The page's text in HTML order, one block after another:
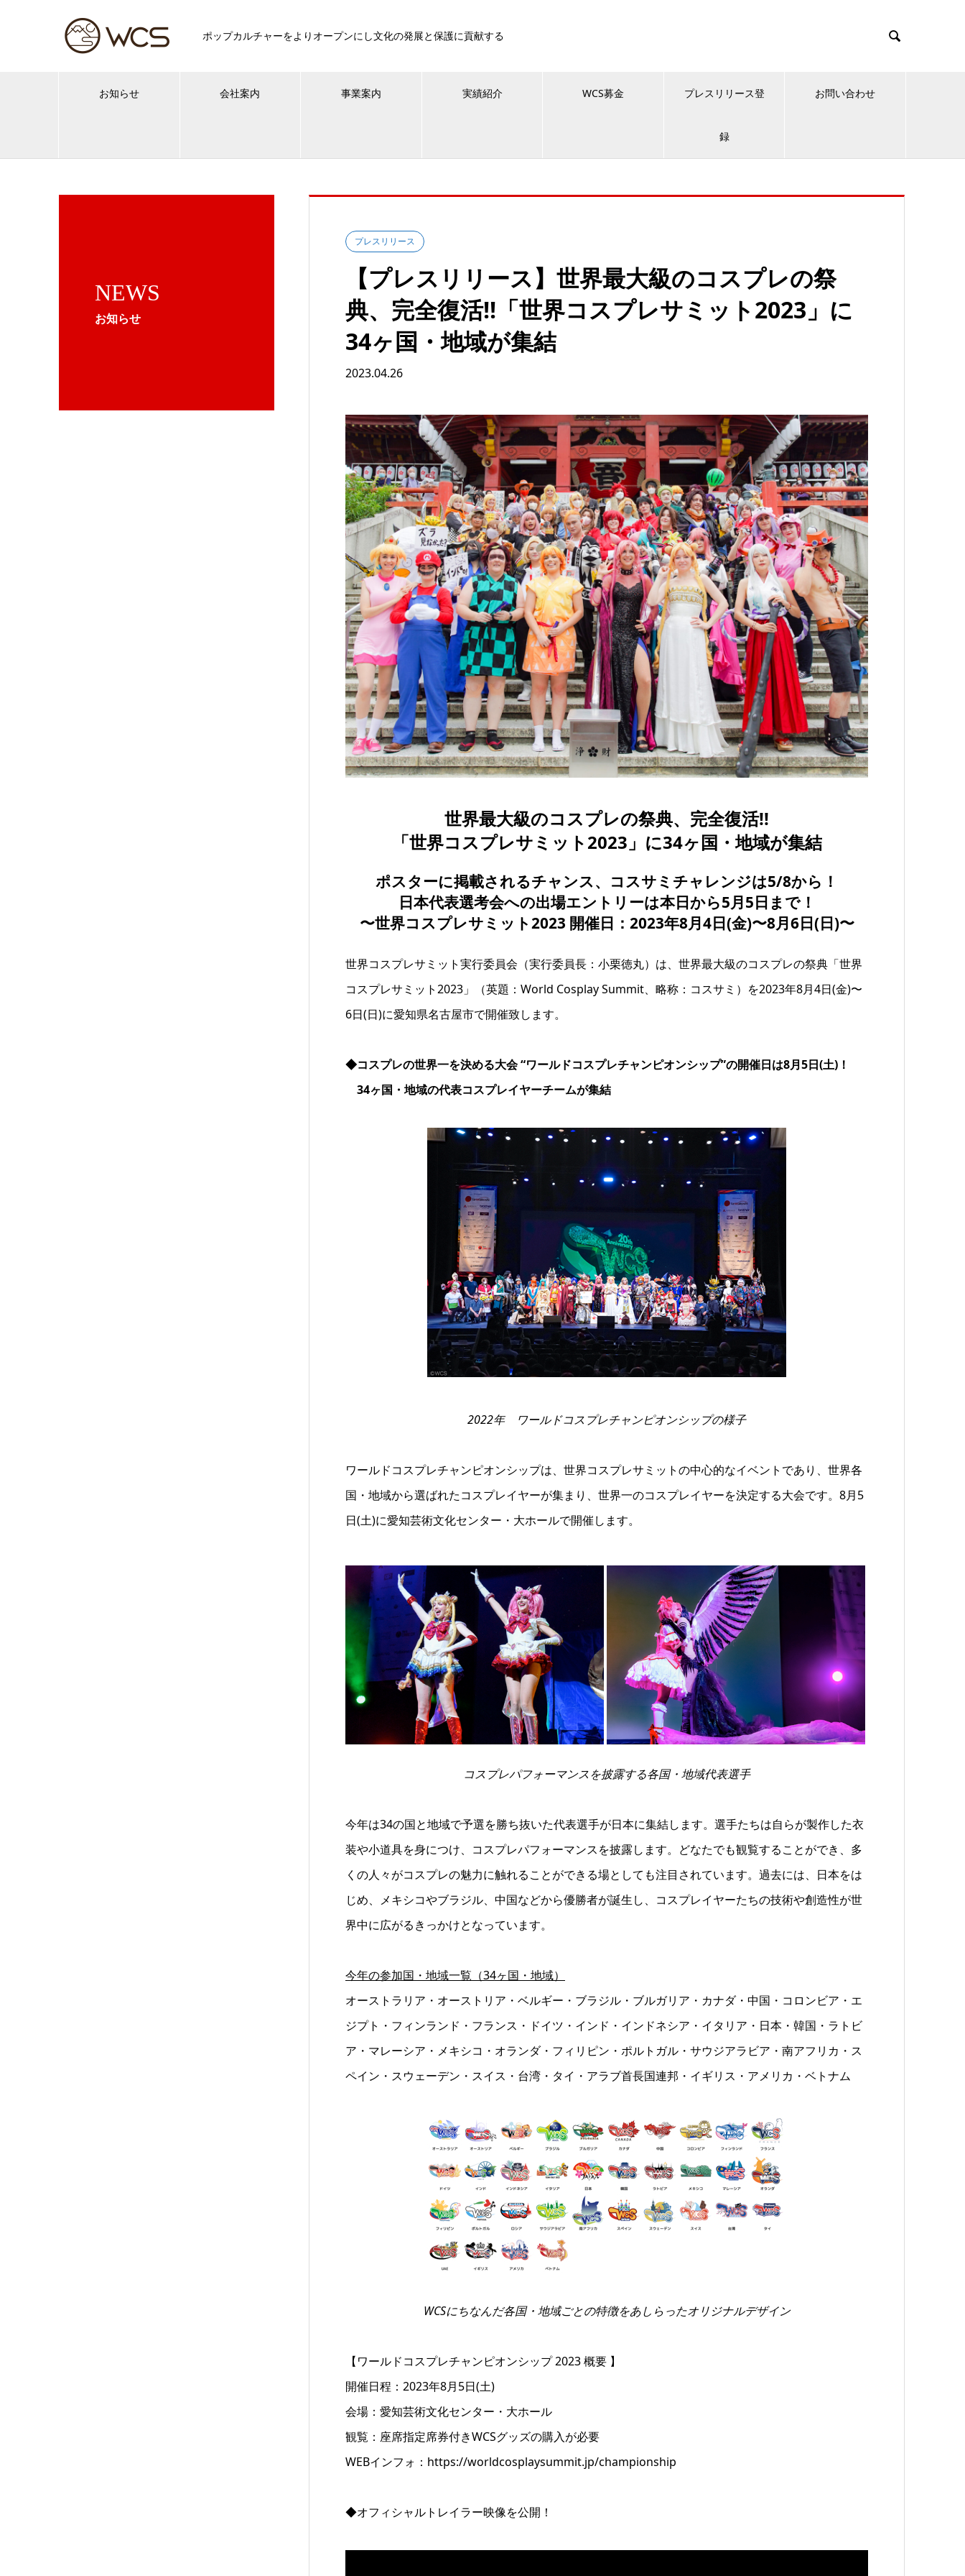
ポップカルチャーをよりオープンにし文化の発展と保護に貢献する 
お知らせ 会社案内 事業案内 実績紹介 WCS募金 プレスリリース登
録
お問い合わせ
NEWS
お知らせ
プレスリリース
【プレスリリース】世界最大級のコスプレの祭
典、完全復活!!「世界コスプレサミット2023」に
34ヶ国・地域が集結
2023.04.26
世界最大級のコスプレの祭典、完全復活!!
「世界コスプレサミット2023」に34ヶ国・地域が集結
ポスターに掲載されるチャンス、コスサミチャレンジは5/8から！
日本代表選考会への出場エントリーは本日から5月5日まで！
〜世界コスプレサミット2023 開催日：2023年8月4日(金)〜8月6日(日)〜
世界コスプレサミット実行委員会（実行委員長：小栗徳丸）は、世界最大級のコスプレの祭典「世界
コスプレサミット2023」（英題：World Cosplay Summit、略称：コスサミ）を2023年8月4日(金)〜
6日(日)に愛知県名古屋市で開催致します。
◆コスプレの世界一を決める大会 “ワールドコスプレチャンピオンシップ”の開催日は8月5日(土)！
34ヶ国・地域の代表コスプレイヤーチームが集結
2022年 ワールドコスプレチャンピオンシップの様子
ワールドコスプレチャンピオンシップは、世界コスプレサミットの中心的なイベントであり、世界各
国・地域から選ばれたコスプレイヤーが集まり、世界一のコスプレイヤーを決定する大会です。8月5
日(土)に愛知芸術文化センター・大ホールで開催します。
コスプレパフォーマンスを披露する各国・地域代表選手
今年は34の国と地域で予選を勝ち抜いた代表選手が日本に集結します。選手たちは自らが製作した衣
装や小道具を身につけ、コスプレパフォーマンスを披露します。どなたでも観覧することができ、多
くの人々がコスプレの魅力に触れることができる場としても注目されています。過去には、日本をは
じめ、メキシコやブラジル、中国などから優勝者が誕生し、コスプレイヤーたちの技術や創造性が世
界中に広がるきっかけとなっています。
今年の参加国・地域一覧（34ヶ国・地域）
オーストラリア・オーストリア・ベルギー・ブラジル・ブルガリア・カナダ・中国・コロンビア・エ
ジプト・フィンランド・フランス・ドイツ・インド・インドネシア・イタリア・日本・韓国・ラトビ
ア・マレーシア・メキシコ・オランダ・フィリピン・ポルトガル・サウジアラビア・南アフリカ・ス
ペイン・スウェーデン・スイス・台湾・タイ・アラブ首長国連邦・イギリス・アメリカ・ベトナム
WCSにちなんだ各国・地域ごとの特徴をあしらったオリジナルデザイン
【ワールドコスプレチャンピオンシップ 2023 概要 】
開催日程：2023年8月5日(土)
会場：愛知芸術文化センター・大ホール
観覧：座席指定席券付きWCSグッズの購入が必要
WEBインフォ：https://worldcosplaysummit.jp/championship
◆オフィシャルトレイラー映像を公開！